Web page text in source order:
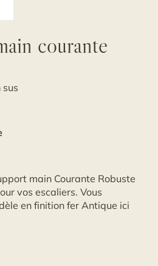
courante
sus
main Courante Robuste
vos escaliers. Vous
en finition fer Antique ici